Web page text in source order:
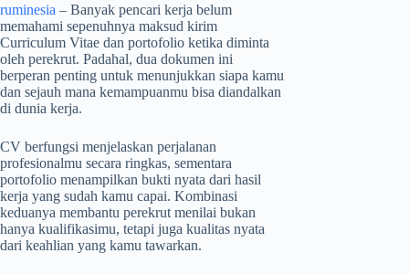
ruminesia – Banyak pencari kerja belum
memahami sepenuhnya maksud kirim
Curriculum Vitae dan portofolio ketika diminta
oleh perekrut. Padahal, dua dokumen ini
berperan penting untuk menunjukkan siapa kamu
dan sejauh mana kemampuanmu bisa diandalkan
di dunia kerja.
CV berfungsi menjelaskan perjalanan
profesionalmu secara ringkas, sementara
portofolio menampilkan bukti nyata dari hasil
kerja yang sudah kamu capai. Kombinasi
keduanya membantu perekrut menilai bukan
hanya kualifikasimu, tetapi juga kualitas nyata
dari keahlian yang kamu tawarkan.